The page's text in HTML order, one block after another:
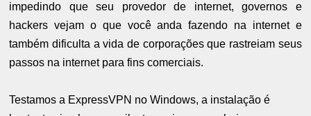
impedindo que seu provedor de internet, governos e
hackers vejam o que você anda fazendo na internet e
também dificulta a vida de corporações que rastreiam seus
passos na internet para fins comerciais.
Testamos a ExpressVPN no Windows, a instalação é